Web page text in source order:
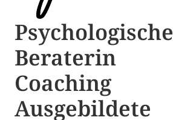
Psychologische ​​
Beraterin
Coaching
Ausgebildete​ ​